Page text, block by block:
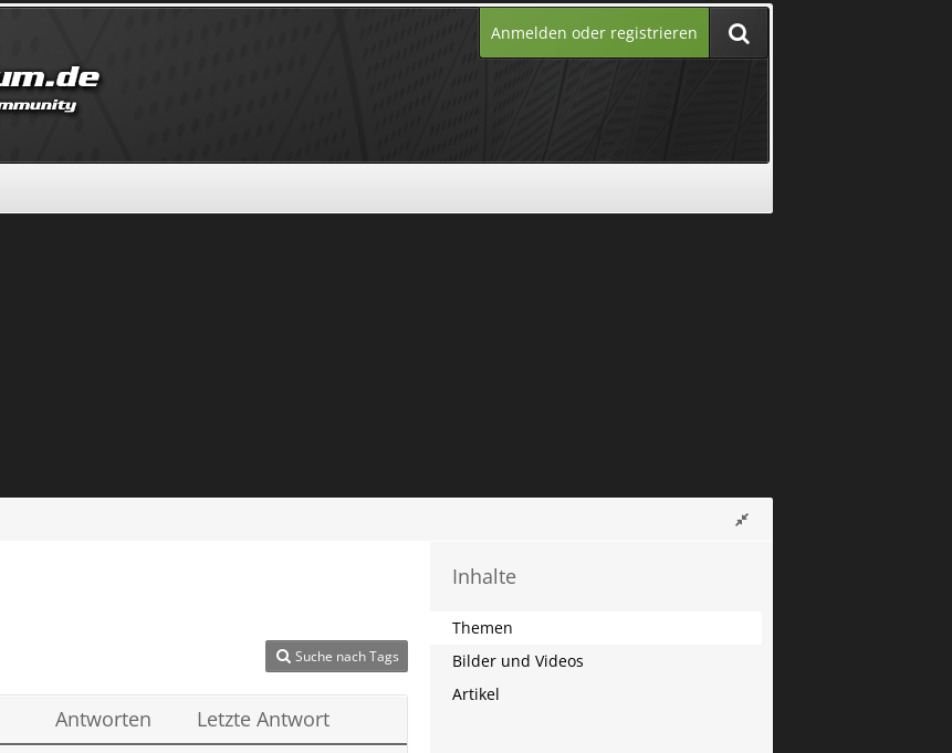
Anmelden oder registrieren
Suche nach Tags
Antworten
Letzte Antwort
Inhalte
Themen
Bilder und Videos
Artikel